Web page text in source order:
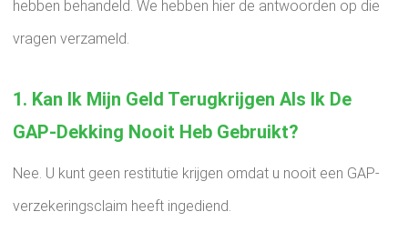
hebben behandeld. We hebben hier de antwoorden op die
vragen verzameld.
1. Kan Ik Mijn Geld Terugkrijgen Als Ik De
GAP-Dekking Nooit Heb Gebruikt?
Nee. U kunt geen restitutie krijgen omdat u nooit een GAP-
verzekeringsclaim heeft ingediend.